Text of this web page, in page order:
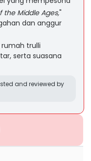
the Middle Ages,"
dan anggur
rumah trulli
serta suasana
and reviewed by